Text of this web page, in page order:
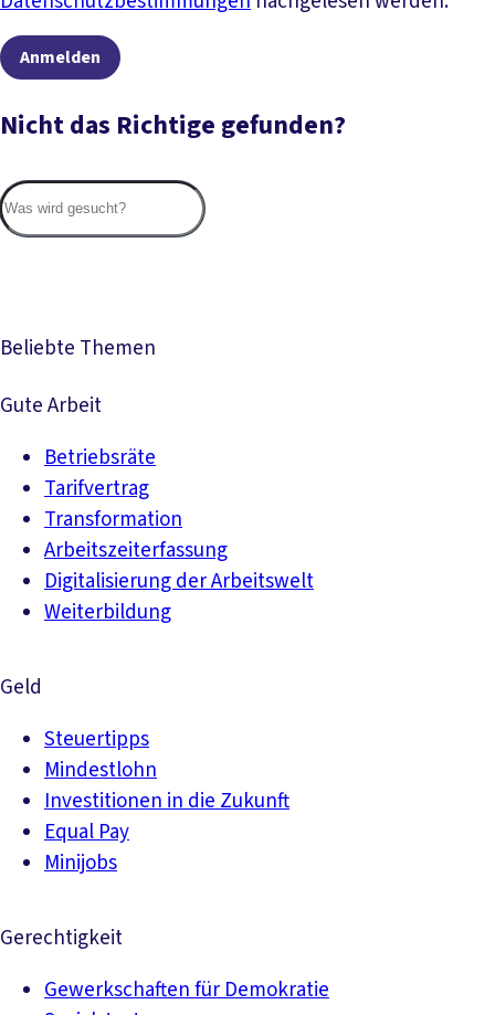
Anmelden
Nicht das Richtige gefunden?
Beliebte Themen
Gute Arbeit
Betriebsräte
Tarifvertrag
Transformation
Arbeitszeiterfassung
Digitalisierung der Arbeitswelt
Weiterbildung
Geld
Steuertipps
Mindestlohn
Investitionen in die Zukunft
Equal Pay
Minijobs
Gerechtigkeit
Gewerkschaften für Demokratie